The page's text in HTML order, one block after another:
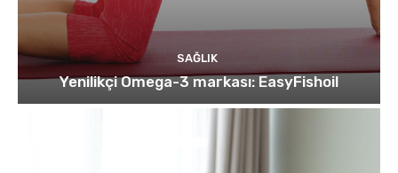
SAĞLIK
Yenilikçi Omega-3 markası: EasyFishoil